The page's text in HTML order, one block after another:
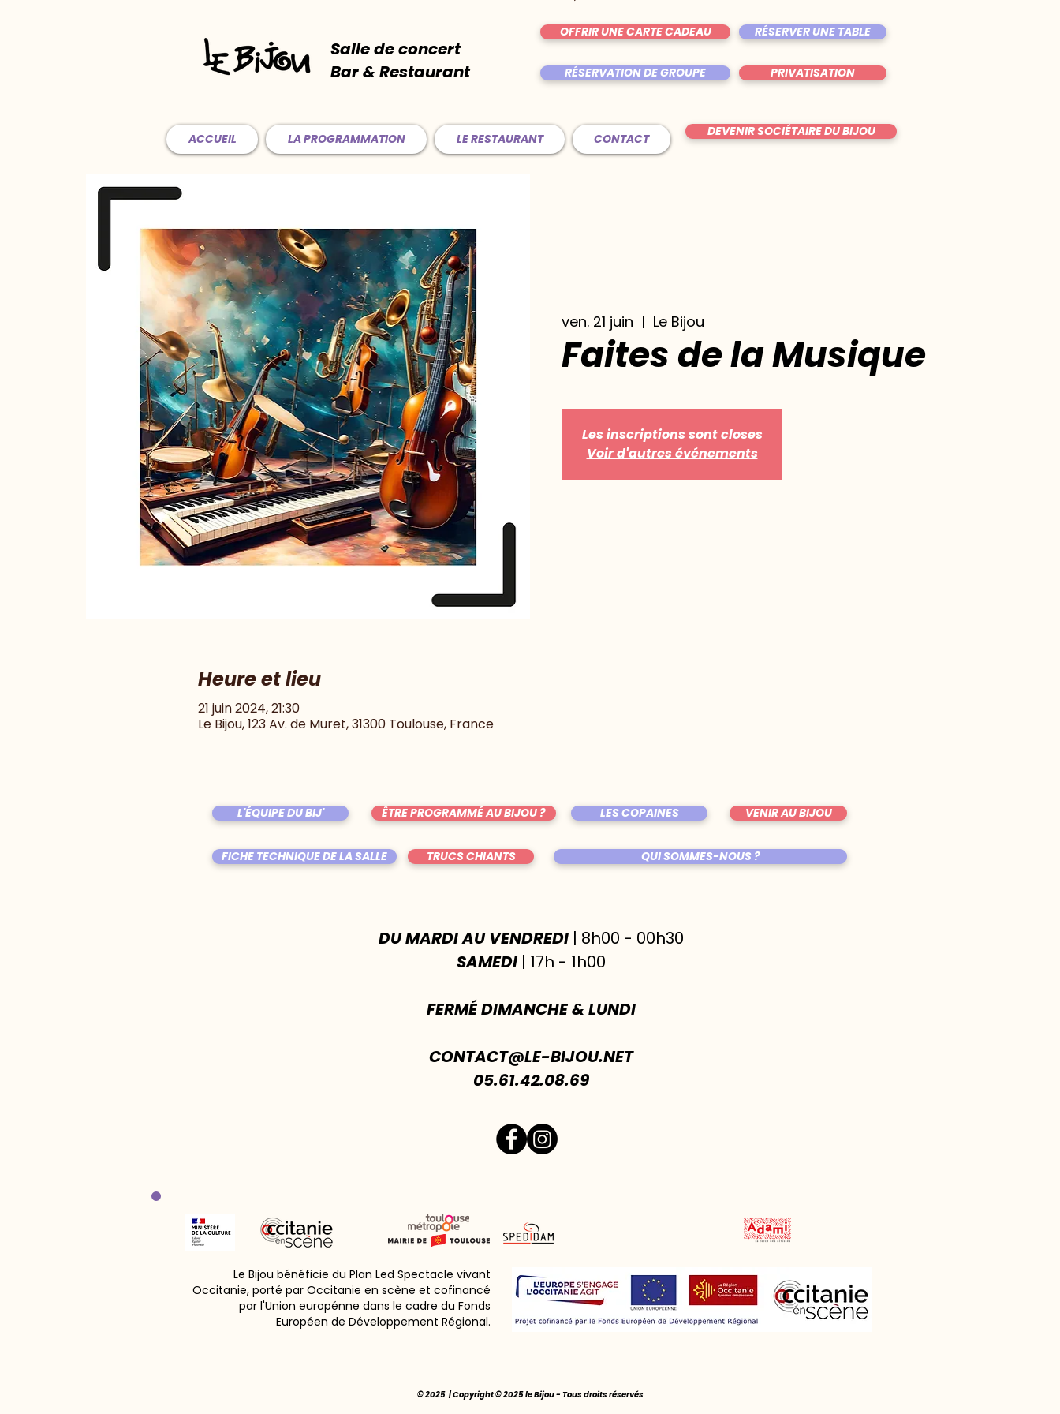
Salle de concert
Bar & Restaurant
OFFRIR UNE CARTE CADEAU RÉSERVER UNE TABLE
RÉSERVATION DE GROUPE PRIVATISATION
ACCUEIL LA PROGRAMMATION LE RESTAURANT CONTACT DEVENIR SOCIÉTAIRE DU BIJOU
ven. 21 juin
  |
Le Bijou
Faites de la Musique
Les inscriptions sont closes
Voir d'autres événements
Heure et lieu
21 juin 2024, 21:30
Le Bijou, 123 Av. de Muret, 31300 Toulouse, France
L'ÉQUIPE DU BIJ' ÊTRE PROGRAMMÉ AU BIJOU ? LES COPAINES VENIR AU BIJOU
FICHE TECHNIQUE DE LA SALLE TRUCS CHIANTS QUI SOMMES-NOUS ?
DU MARDI AU VENDREDI| 8h00 - 00h30
SAMEDI| 17h - 1h00
FERMÉ DIMANCHE & LUNDI
CONTACT@LE-BIJOU.NET
05.61.42.08.69
Le Bijou bénéficie du Plan Led Spectacle vivant
Occitanie, porté par Occitanie en scène et cofinancé
par l'Union europénne dans le cadre du Fonds
Européen de Développement Régional.
© 2025 | Copyright © 2025 le Bijou - Tous droits réservés